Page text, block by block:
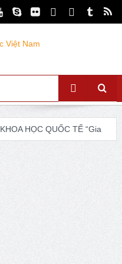
HỌC QUỐC TẾ “Gia
quốc tế và chuyển đổi
Global Sociology in
dục và Tọa đàm khoa